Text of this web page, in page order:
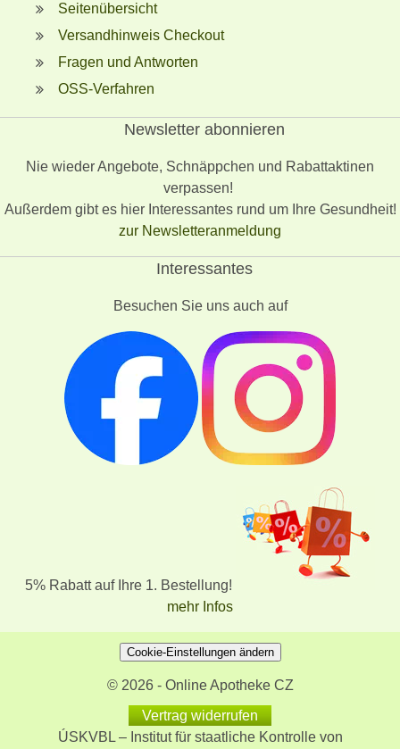
Seitenübersicht
Versandhinweis Checkout
Fragen und Antworten
OSS-Verfahren
Newsletter abonnieren
Nie wieder Angebote, Schnäppchen und Rabattaktinen
verpassen!
Außerdem gibt es hier Interessantes rund um Ihre Gesundheit!
zur Newsletteranmeldung
Interessantes
Besuchen Sie uns auch auf
5% Rabatt auf Ihre 1. Bestellung!
mehr Infos
Cookie-Einstellungen ändern
© 2026 - Online Apotheke CZ
Vertrag widerrufen
ÚSKVBL – Institut für staatliche Kontrolle von